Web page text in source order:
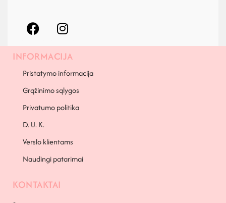
INFORMACIJA
Pristatymo informacija
Grąžinimo sąlygos
Privatumo politika
D. U. K.
Verslo klientams
Naudingi patarimai
KONTAKTAI